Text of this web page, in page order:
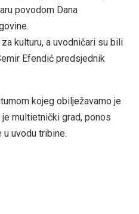
povodom Dana
kulturu, a uvodničari su bili
Efendić predsjednik
kojeg obilježavamo je
multietnički grad, ponos
u uvodu tribine.